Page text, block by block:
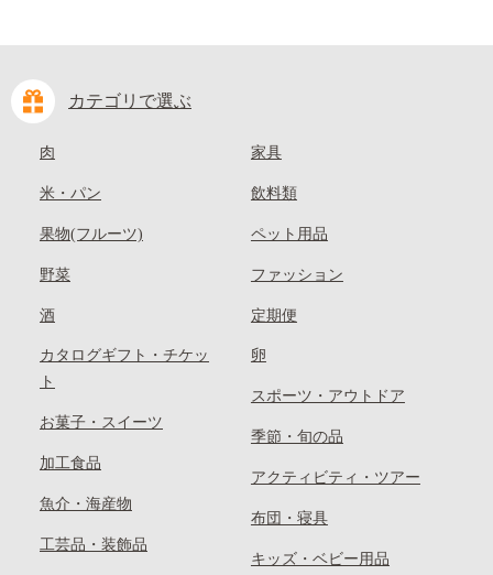
カテゴリで選ぶ
肉
米・パン
果物(フルーツ)
野菜
酒
カタログギフト・チケッ
ト
お菓子・スイーツ
加工食品
魚介・海産物
工芸品・装飾品
家具
飲料類
ペット用品
ファッション
定期便
卵
スポーツ・アウトドア
季節・旬の品
アクティビティ・ツアー
布団・寝具
キッズ・ベビー用品